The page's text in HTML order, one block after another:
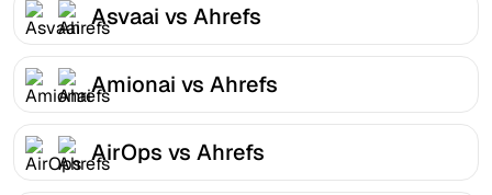
Asvaai vs Ahrefs
Amionai vs Ahrefs
AirOps vs Ahrefs